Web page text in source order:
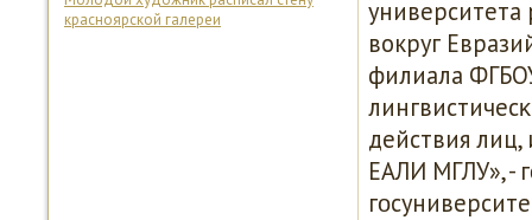
красноярской галереи
вокруг
филиала
действия лиц,
ЕАЛИ МГЛУ», -